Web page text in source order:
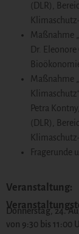
(DLR),
Maßnahme
Dr.
Maßnahme
Klimaschutz“
Petra
(DLR),
Fragerunde
Veranstaltung:
Donnerstag, 24.
von 9:30 bis 11:00